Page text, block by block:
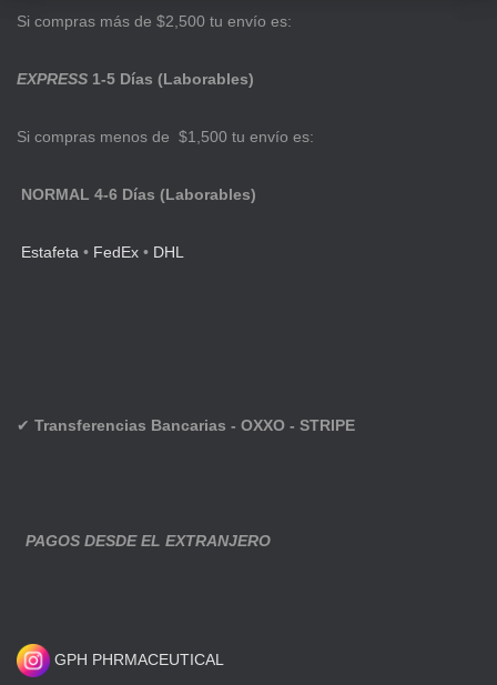
Si compras más de $2,500 tu envío es:
EXPRESS 1-5 Días (Laborables)
Si compras menos de $1,500 tu envío es:
NORMAL 4-6 Días (Laborables)
Estafeta • FedEx • DHL
✔ Transferencias Bancarias - OXXO - STRIPE
PAGOS DESDE EL EXTRANJERO
GPH PHRMACEUTICAL